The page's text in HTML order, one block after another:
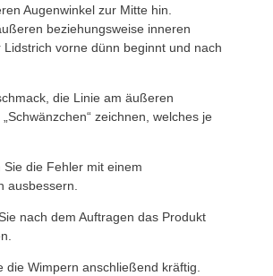
Augenwinkel zur Mitte hin.
beziehungsweise inneren
vorne dünn beginnt und nach
die Linie am äußeren
zeichnen, welches je
die Fehler mit einem
ausbessern.
nach dem Auftragen das Produkt
Wimpern anschließend kräftig.